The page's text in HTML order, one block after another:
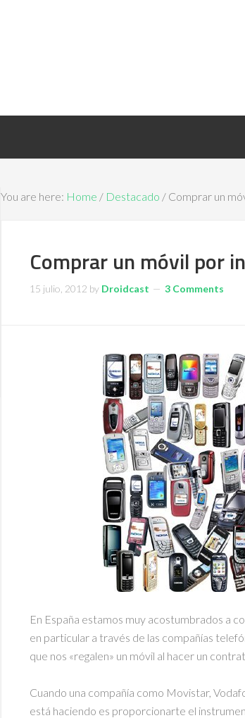
You are here: Home / Destacado / Comprar un
Comprar un móvil por
15 julio, 2012 by Droidcast 3 Comments
En España estamos muy acostumbrados a
en particular a través de las compañías
que nos «regalen» un móvil al hacer un
Cuando una compañía como Movistar,
está haciendo es proporcionarte el